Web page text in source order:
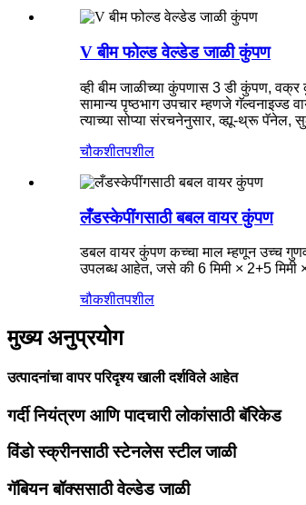
V बीम फोल्ड वेल्डेड जाळी कुंपण
व्ही बीम जाळीच्या कुंपणास 3 डी कुंपण,
सामान्य पृष्ठभाग उपचार म्हणजे गॅल्वनाइज्ड
त्याच्या सोप्या संरचनेनुसार, व्ह्यू-थ्रू
चौकशीतपशील
लँडस्केपींगसाठी बबल वायर कुंपण
डबल वायर कुंपण कच्चा माल म्हणून उच्च
उपलब्ध आहेत, जसे की 6 मिमी × 2+5 मिमी ×
चौकशीतपशील
मुख्य अनुप्रयोग
उत्पादनांचा वापर परिदृश्य खाली दर्शविले आहेत
गर्दी नियंत्रण आणि पादचारी लोकांसाठी बॅरिकेड
विंडो स्क्रीनसाठी स्टेनलेस स्टील जाळी
गॅबियन बॉक्ससाठी वेल्डेड जाळी